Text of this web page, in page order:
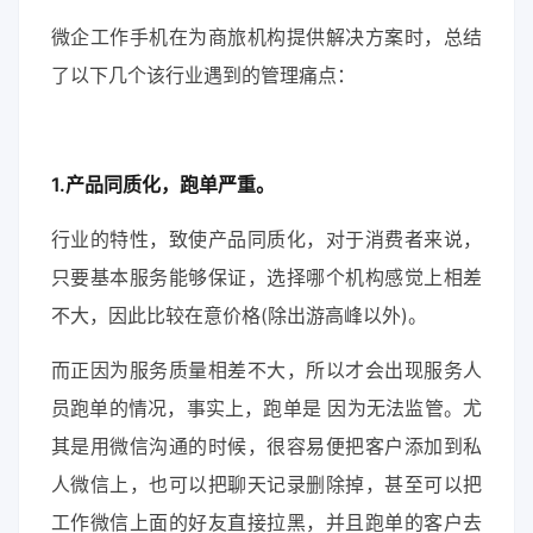
微企工作手机在为商旅机构提供解决方案时，总结
了以下几个该行业遇到的管理痛点：
1.产品同质化，跑单严重。
行业的特性，致使产品同质化，对于消费者来说，
只要基本服务能够保证，选择哪个机构感觉上相差
不大，因此比较在意价格(除出游高峰以外)。
而正因为服务质量相差不大，所以才会出现服务人
员跑单的情况，事实上，跑单是 因为无法监管。尤
其是用微信沟通的时候，很容易便把客户添加到私
人微信上，也可以把聊天记录删除掉，甚至可以把
工作微信上面的好友直接拉黑，并且跑单的客户去